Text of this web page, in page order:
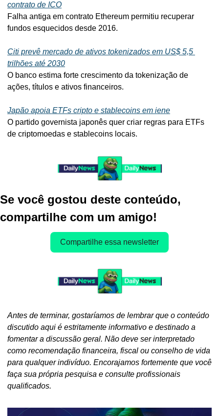
contrato de ICO
Falha antiga em contrato Ethereum permitiu recuperar
fundos esquecidos desde 2016.
Citi prevê mercado de ativos tokenizados em US$ 5,5
trilhões até 2030
O banco estima forte crescimento da tokenização de
ações, títulos e ativos financeiros.
Japão apoia ETFs cripto e stablecoins em iene
O partido governista japonês quer criar regras para ETFs
de criptomoedas e stablecoins locais.
Se você gostou deste conteúdo,
compartilhe com um amigo!
Compartilhe essa newsletter
Antes de terminar, gostaríamos de lembrar que o conteúdo
discutido aqui é estritamente informativo e destinado a
fomentar a discussão geral. Não deve ser interpretado
como recomendação financeira, fiscal ou conselho de vida
para qualquer indivíduo. Encorajamos fortemente que você
faça sua própria pesquisa e consulte profissionais
qualificados.